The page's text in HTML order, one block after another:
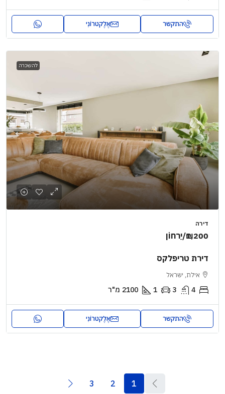
התקשר אֶלֶקטרוֹנִי
להשכרה
דירה
₪1,200/יַרחוֹן
דירת טריפלקס
אילת, ישראל
4
3
1
2100 מ"ר
התקשר אֶלֶקטרוֹנִי
1
2
3